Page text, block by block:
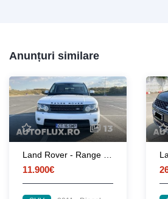
Anunțuri similare
13
11.900€